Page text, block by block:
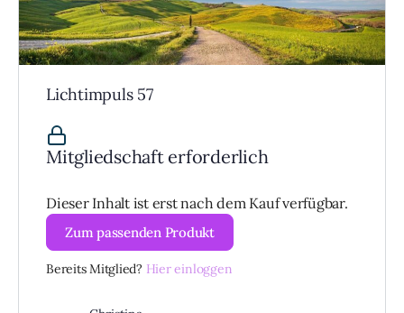
Lichtimpuls 57
Mitgliedschaft erforderlich
Dieser Inhalt ist erst nach dem Kauf verfügbar.
Zum passenden Produkt
Bereits Mitglied? Hier einloggen